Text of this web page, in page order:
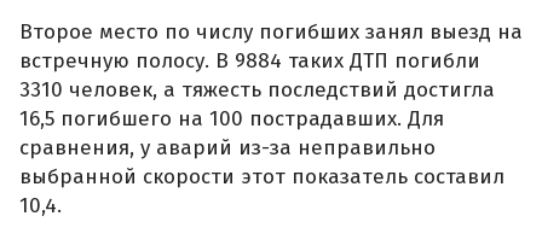
Второе место по числу погибших занял выезд на
встречную полосу. В 9884 таких ДТП погибли
3310 человек, а тяжесть последствий достигла
16,5 погибшего на 100 пострадавших. Для
сравнения, у аварий из-за неправильно
выбранной скорости этот показатель составил
10,4.